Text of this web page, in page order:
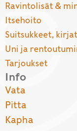
Ravintolisät &
Itsehoito
Suitsukkeet,
Uni ja
Tarjoukset
Info
Vata
Pitta
Kapha